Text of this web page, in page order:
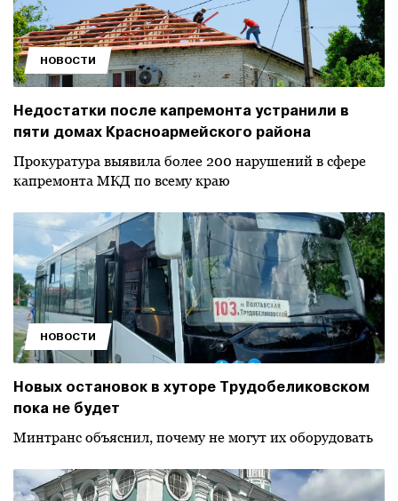
НОВОСТИ
Недостатки после капремонта устранили в
пяти домах Красноармейского района
Прокуратура выявила более 200 нарушений в сфере
капремонта МКД по всему краю
НОВОСТИ
Новых остановок в хуторе Трудобеликовском
пока не будет
Минтранс объяснил, почему не могут их оборудовать